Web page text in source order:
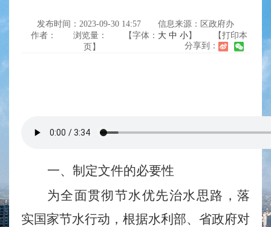
互动交流
发布时间：2023-09-30 14:57
信息来源：区政府办
作者：
浏览量： 【字体： 大 中 小】
【打印本
页】
分享到：
一、 制定文件的必要性
为全面贯彻节水优先治水思路，落
实国家节水行动，根据水利部、省政府对